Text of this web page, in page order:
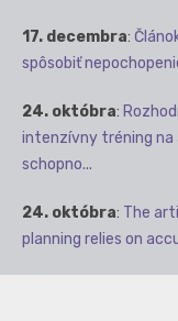
17. decembra:
spôsobiť
24. októbra:
intenzívny tréning
schopno...
24. októbra: The
planning relies on